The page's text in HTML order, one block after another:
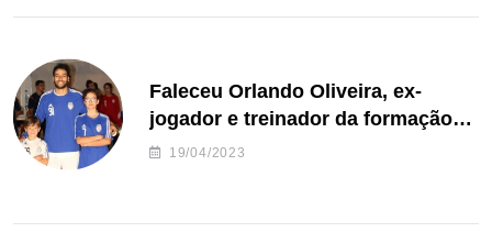
Faleceu Orlando Oliveira, ex-
jogador e treinador da formação
de andebol do Feirense
19/04/2023